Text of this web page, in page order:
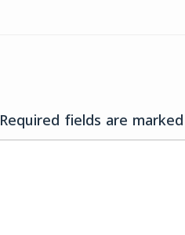
Required fields are